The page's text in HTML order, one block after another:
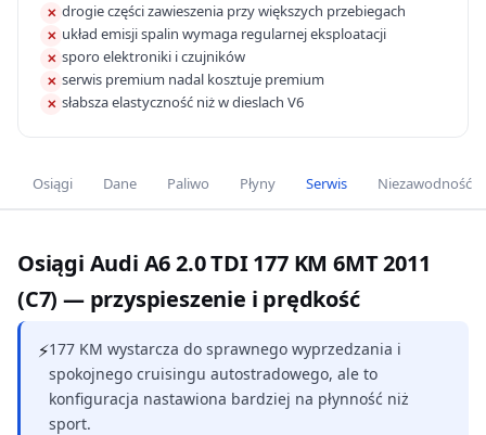
✕ drogie części zawieszenia przy większych przebiegach
✕ układ emisji spalin wymaga regularnej eksploatacji
✕ sporo elektroniki i czujników
✕ serwis premium nadal kosztuje premium
✕ słabsza elastyczność niż w dieslach V6
Osiągi Dane Paliwo Płyny Serwis Niezawodność
Osiągi Audi A6 2.0 TDI 177 KM 6MT 2011
(C7) — przyspieszenie i prędkość
⚡177 KM wystarcza do sprawnego wyprzedzania i
spokojnego cruisingu autostradowego, ale to
konfiguracja nastawiona bardziej na płynność niż
sport.